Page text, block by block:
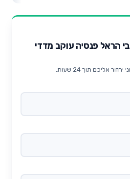
הראל פנסיה עוקב מדדי
אליכם תוך 24 שעות.